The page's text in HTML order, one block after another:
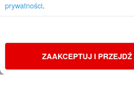
Polityka prywatności
Reklamacje
Jak zmienić
prywatności.
ZAAKCEPTUJ I